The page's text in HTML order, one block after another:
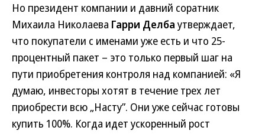
Но президент компании и давний соратник
Михаила Николаева Гарри Делба утверждает,
что покупатели с именами уже есть и что 25-
процентный пакет – это только первый шаг на
пути приобретения контроля над компанией: «Я
думаю, инвесторы хотят в течение трех лет
приобрести всю „Насту”. Они уже сейчас готовы
купить 100%. Когда идет ускоренный рост